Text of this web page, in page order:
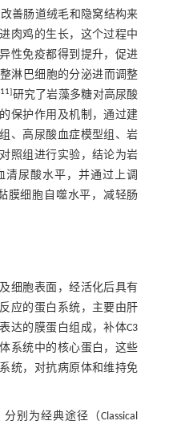
改善肠道绒毛和隐窝结构来
肉鸡的生长，这个过程中
性免疫都得到提升，促进
淋巴细胞的分泌进而调整
11]研究了岩藻多糖对高尿酸
保护作用及机制，通过建
、高尿酸血症模型组、岩
照组进行实验，结论为岩
尿酸水平，并通过上调
膜细胞自噬水平，减轻肠
细胞表面，经活化后具有
应的蛋白系统，主要由肝
达的膜蛋白组成，补体C3
系统中的核心蛋白，这些
统，对抗病原体和维持免
分别为经典途径（Classical